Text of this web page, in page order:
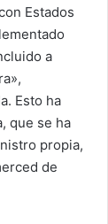
Estados
a
Esto ha
que se ha
propia,
de